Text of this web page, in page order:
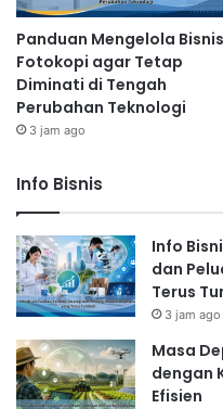
Panduan Mengelola Bisnis
Fotokopi agar Tetap
Diminati di Tengah
Perubahan Teknologi
3 jam ago
Info Bisnis
Info
dan
Terus
3 jam ago
Masa
dengan
Efisien